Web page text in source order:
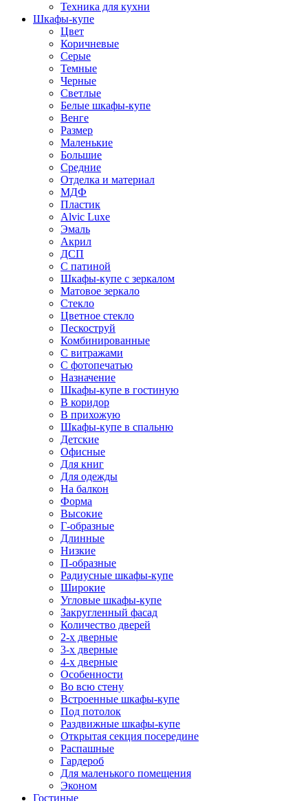
Техника для кухни
Шкафы-купе
Цвет
Коричневые
Серые
Темные
Черные
Светлые
Белые шкафы-купе
Венге
Размер
Маленькие
Большие
Средние
Отделка и материал
МДФ
Пластик
Alvic Luxe
Эмаль
Акрил
ДСП
С патиной
Шкафы-купе с зеркалом
Матовое зеркало
Стекло
Цветное стекло
Пескоструй
Комбинированные
С витражами
С фотопечатью
Назначение
Шкафы-купе в гостиную
В коридор
В прихожую
Шкафы-купе в спальню
Детские
Офисные
Для книг
Для одежды
На балкон
Форма
Высокие
Г-образные
Длинные
Низкие
П-образные
Радиусные шкафы-купе
Широкие
Угловые шкафы-купе
Закругленный фасад
Количество дверей
2-х дверные
3-х дверные
4-х дверные
Особенности
Во всю стену
Встроенные шкафы-купе
Под потолок
Раздвижные шкафы-купе
Открытая секция посередине
Распашные
Гардероб
Для маленького помещения
Эконом
Гостиные